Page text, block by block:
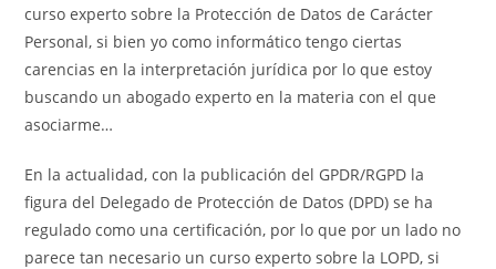
curso experto sobre la Protección de Datos de Carácter
Personal, si bien yo como informático tengo ciertas
carencias en la interpretación jurídica por lo que estoy
buscando un abogado experto en la materia con el que
asociarme…
En la actualidad, con la publicación del GPDR/RGPD la
figura del Delegado de Protección de Datos (DPD) se ha
regulado como una certificación, por lo que por un lado no
parece tan necesario un curso experto sobre la LOPD, si